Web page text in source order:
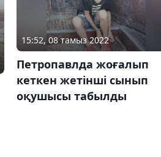
15:52, 08 тамыз 2022
Петропавлда жоғалып
кеткен жетінші сынып
оқушысы табылды